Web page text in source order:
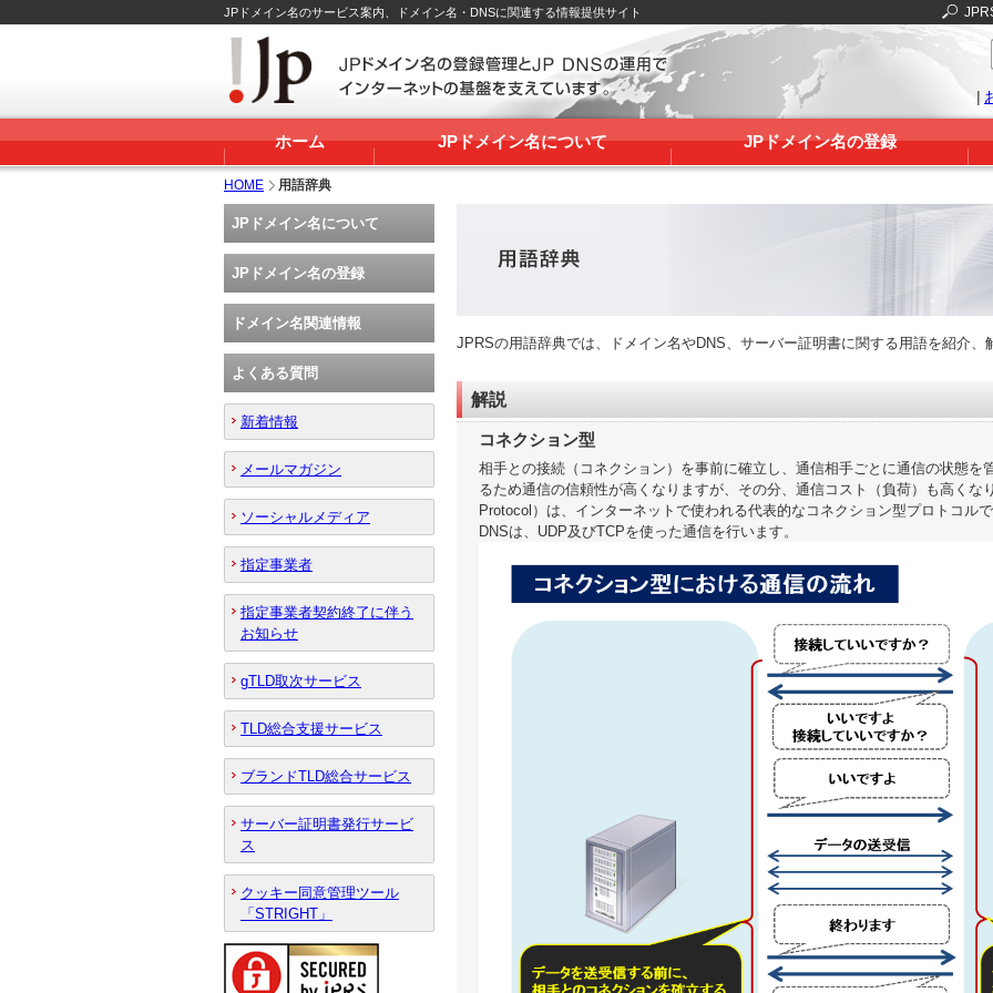
JPドメイン名のサービス案内、ドメイン名・DNSに関連する情報提供サイト
|
ホーム JPドメイン名について JPドメイン名の登録
HOME 用語辞典
JPRSの用語辞典では、ドメイン名やDNS、サーバー証明書に関する用語を紹介、
解説
コネクション型
相手との接続（コネクション）を事前に確立し、通信相手ごとに通信の状態を
るため通信の信頼性が高くなりますが、その分、通信コスト（負荷）も高くな
Protocol）は、インターネットで使われる代表的なコネクション型プロトコル
DNSは、UDP及びTCPを使った通信を行います。
JPドメイン名について
JPドメイン名の登録
ドメイン名関連情報
よくある質問
新着情報
メールマガジン
ソーシャルメディア
指定事業者
指定事業者契約終了に伴う
お知らせ
gTLD取次サービス
TLD総合支援サービス
ブランドTLD総合サービス
サーバー証明書発行サービ
ス
クッキー同意管理ツール
「STRIGHT」